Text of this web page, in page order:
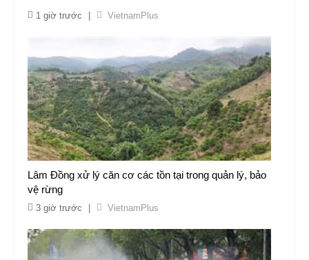
1 giờ trước VietnamPlus
Lâm Đồng xử lý căn cơ các tồn tại trong quản lý, bảo
vệ rừng
3 giờ trước VietnamPlus